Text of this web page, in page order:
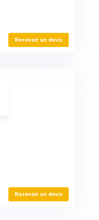
Recevoir un devis
Recevoir un devis